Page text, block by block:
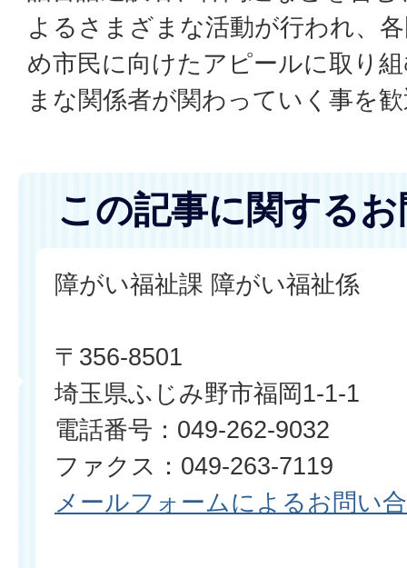
よるさまざまな活動が行われ、
め市民に向けたアピールに取り
まな関係者が関わっていく事を
この記事に関する
障がい福祉課 障がい福祉係
〒356-8501
埼玉県ふじみ野市福岡1-1-1
電話番号：049-262-9032
ファクス：049-263-7119​​​​​​​
メールフォームによるお問い